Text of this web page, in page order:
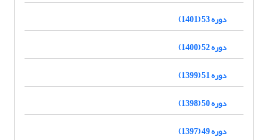
دوره 53 (1401)
دوره 52 (1400)
دوره 51 (1399)
دوره 50 (1398)
دوره 49 (1397)